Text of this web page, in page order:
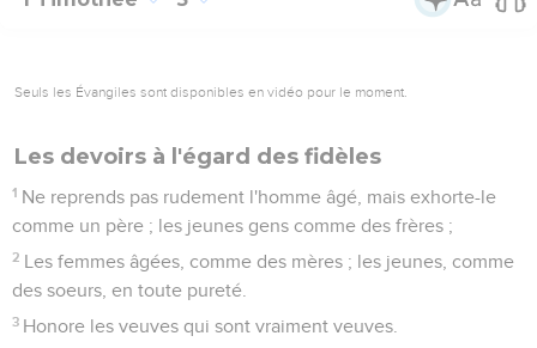
Seuls les Évangiles sont disponibles en vidéo pour le moment.
Les devoirs à l'égard des fidèles
1 Ne reprends pas rudement l'homme âgé, mais exhorte-le
comme un père ; les jeunes gens comme des frères ;
2 Les femmes âgées, comme des mères ; les jeunes, comme
des soeurs, en toute pureté.
3 Honore les veuves qui sont vraiment veuves.